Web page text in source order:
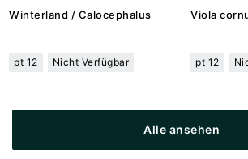
Winterland / Calocephalus
pt 12 Nicht Verfügbar
Viola
pt 12
Alle ansehen